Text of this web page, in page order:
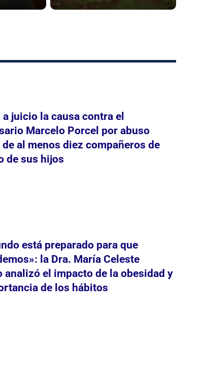
a juicio la causa contra el
Marcelo Porcel por abuso
al menos diez compañeros de
de sus hijos
está preparado para que
la Dra. María Celeste
analizó el impacto de la obesidad y
de los hábitos
Misiones homenajea a María Ofelia y